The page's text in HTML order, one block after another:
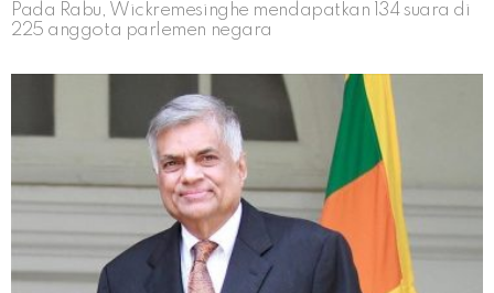
Pada Rabu, Wickremesinghe mendapatkan 134 suara di
225 anggota parlemen negara